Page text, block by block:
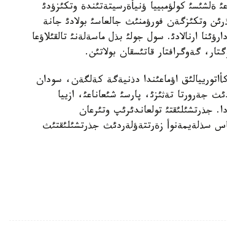
كولؤمبييا ؤنيأةرسيتةتئندة وتكئزؤدئ
وتكئزگةن فورؤمنئث جالعاسئ بولادئ جانة
ارنالادئ. سول جولئ بذل ماسةلةنئ تالقئلاؤعا
گةوگرافتار قاتئسقان بولاتئن.
اؤماعئندا دذنيةگة كةلگةن، سودان
جةرورتا تةثئزئ، پارسئ شئعاناعئ، ازييا
جذرتشئلئقتئ تولعاندئرئپ وتئرعان
سذلةيمةنوأ زةرتتةؤلةردئث جذرتشئلئقتئث